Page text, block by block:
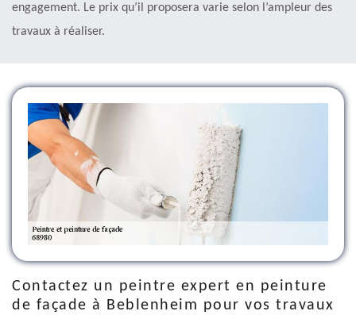
engagement. Le prix qu’il proposera varie selon l’ampleur des
travaux à réaliser.
Contactez un peintre expert en peinture
de façade à Beblenheim pour vos travaux